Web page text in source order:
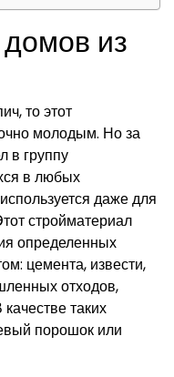
из
то этот
молодым. Но за
в группу
в любых
даже для
стройматериал
определенных
цемента, извести,
отходов,
таких
порошок или